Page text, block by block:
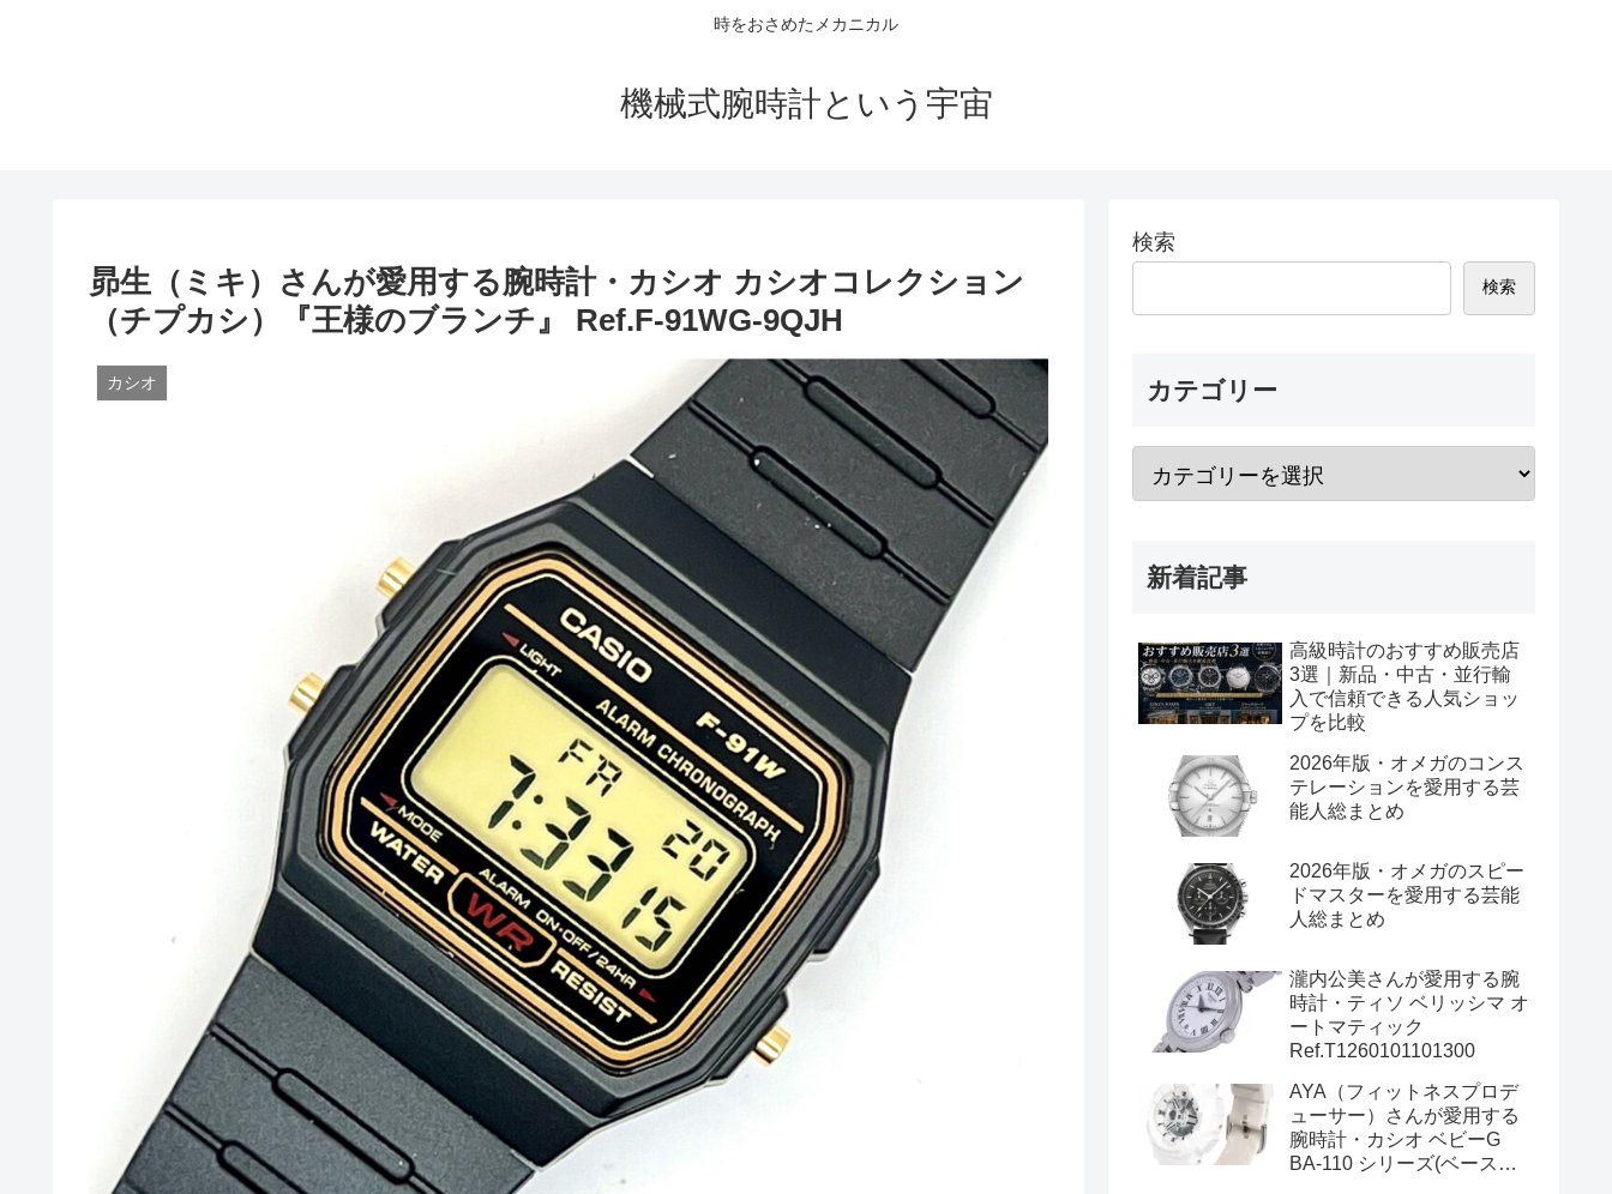
時をおさめたメカニカル
機械式腕時計という宇宙
昴生（ミキ）さんが愛用する腕時計・カシオ カシオコレクション
（チプカシ）『王様のブランチ』 Ref.F-91WG-9QJH
カシオ
検索
検索
カテゴリー
新着記事
高級時計のおすすめ販売店
3選｜新品・中古・並行輸
入で信頼できる人気ショッ
プを比較
2026年版・オメガのコンス
テレーションを愛用する芸
能人総まとめ
2026年版・オメガのスピー
ドマスターを愛用する芸能
人総まとめ
瀧内公美さんが愛用する腕
時計・ティソ ベリッシマ オ
ートマティック
Ref.T1260101101300
AYA（フィットネスプロデ
ューサー）さんが愛用する
腕時計・カシオ ベビーG
BA-110 シリーズ(ベースモ